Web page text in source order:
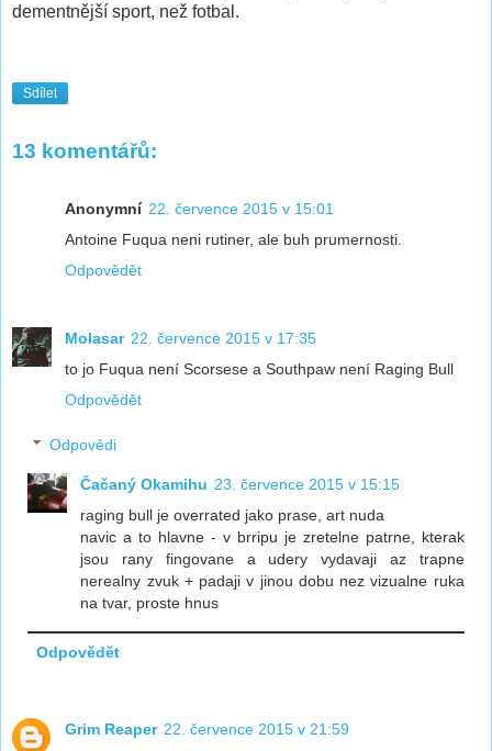
dementnější sport, než fotbal.
Sdílet
13 komentářů:
Anonymní 22. července 2015 v 15:01
Antoine Fuqua neni rutiner, ale buh prumernosti.
Odpovědět
Molasar 22. července 2015 v 17:35
to jo Fuqua není Scorsese a Southpaw není Raging Bull
Odpovědět
Odpovědi
Čačaný Okamihu 23. července 2015 v 15:15
raging bull je overrated jako prase, art nuda
navic a to hlavne - v brripu je zretelne patrne, kterak
jsou rany fingovane a udery vydavaji az trapne
nerealny zvuk + padaji v jinou dobu nez vizualne ruka
na tvar, proste hnus
Odpovědět
Grim Reaper 22. července 2015 v 21:59